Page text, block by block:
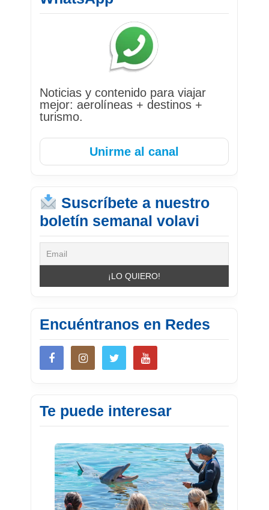
Noticias y contenido para viajar
mejor: aerolíneas + destinos +
turismo.
Unirme al canal
Suscríbete a nuestro
boletín semanal volavi
Encuéntranos en Redes
Te puede interesar